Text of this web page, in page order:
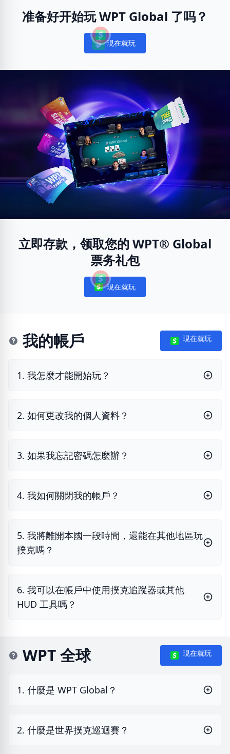
准备好开始玩 WPT Global 了吗？
Notifications
現在就玩
立即存款，领取您的 WPT® Global
票务礼包
Notifications
現在就玩
我的帳戶 現在就玩
1. 我怎麼才能開始玩？
2. 如何更改我的個人資料？
3. 如果我忘記密碼怎麼辦？
4. 我如何關閉我的帳戶？
5. 我將離開本國一段時間，還能在其他地區玩
撲克嗎？
6. 我可以在帳戶中使用撲克追蹤器或其他
HUD 工具嗎？
WPT 全球 現在就玩
1. 什麼是 WPT Global？
2. 什麼是世界撲克巡迴賽？